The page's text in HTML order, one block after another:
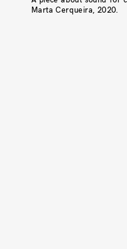
Marta Cerqueira, 2020.